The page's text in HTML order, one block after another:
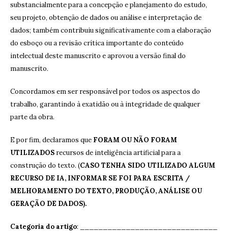
substancialmente para a concepção e planejamento do estudo,
seu projeto, obtenção de dados ou análise e interpretação de
dados; também contribuiu significativamente com a elaboração
do esboço ou a revisão crítica importante do conteúdo
intelectual deste manuscrito e aprovou a versão final do
manuscrito.
Concordamos em ser responsável por todos os aspectos do
trabalho, garantindo à exatidão ou à integridade de qualquer
parte da obra.
E por fim, declaramos que FORAM OU NÃO FORAM
UTILIZADOS recursos de inteligência artificial para a
construção do texto. (CASO TENHA SIDO UTILIZADO ALGUM
RECURSO DE IA, INFORMAR SE FOI PARA ESCRITA /
MELHORAMENTO DO TEXTO, PRODUÇÃO, ANÁLISE OU
GERAÇÃO DE DADOS).
Categoria do artigo: ______________________________